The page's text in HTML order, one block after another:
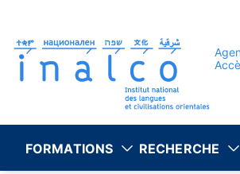
principal
FORMATIONS RECHERCHE